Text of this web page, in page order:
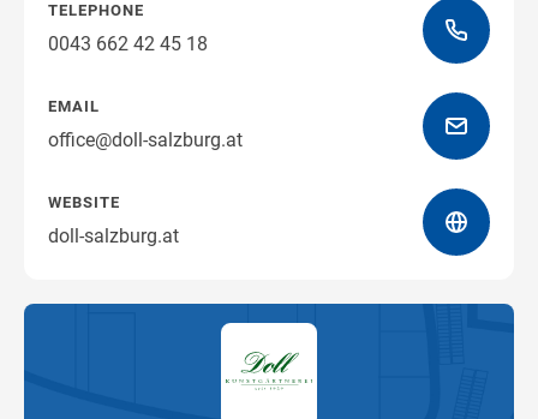
TELEPHONE
0043 662 42 45 18
EMAIL
office@doll-salzburg.at
WEBSITE
doll-salzburg.at